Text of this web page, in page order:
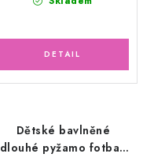
Dětské bavlněné
dlouhé pyžamo fotbal,